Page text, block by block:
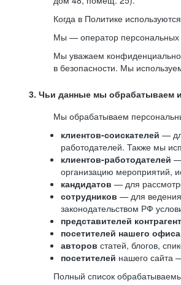
Когда в Политике
Мы — оператор персональных
Мы уважаем
в безопасности. Мы
3. Чьи данные мы обрабатываем
Мы обрабатываем
клиентов-соискателей —
работодателей. Также мы
клиентов-работодателей —
организацию мероприятий,
кандидатов — для
сотрудников — для ведения
законодательством РФ
представителей
посетителей нашего офиса
авторов статей, блогов,
посетителей нашего сайта
Полный список